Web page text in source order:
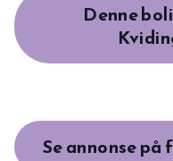
Denne
Se annonse på